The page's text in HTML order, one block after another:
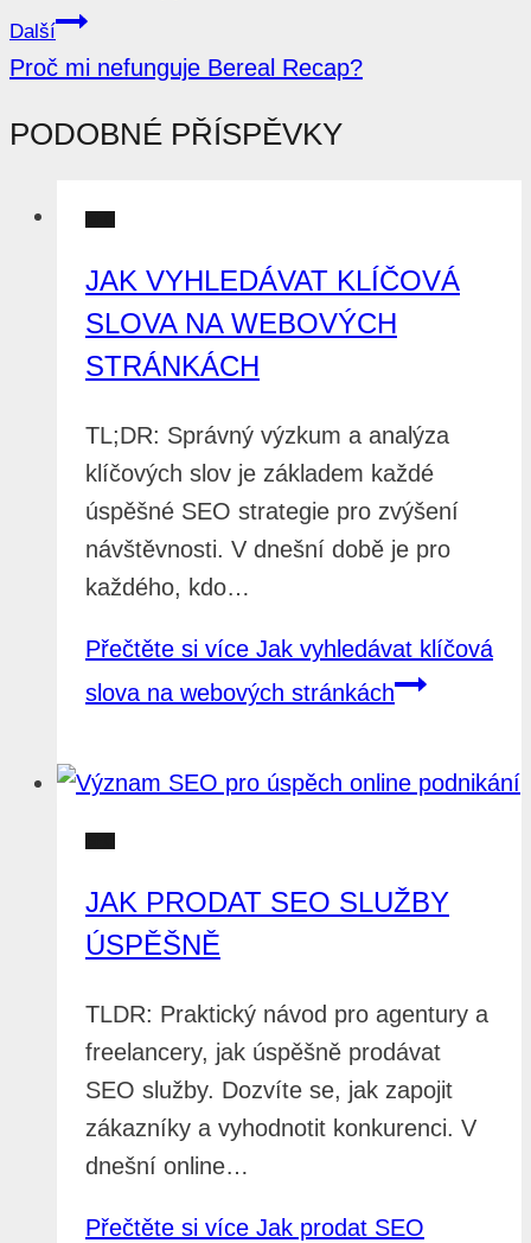
Další
Proč mi nefunguje Bereal Recap?
PODOBNÉ PŘÍSPĚVKY
JAK VYHLEDÁVAT KLÍČOVÁ
SLOVA NA WEBOVÝCH
STRÁNKÁCH
TL;DR: Správný výzkum a analýza
klíčových slov je základem každé
úspěšné SEO strategie pro zvýšení
návštěvnosti. V dnešní době je pro
každého, kdo…
Přečtěte si více Jak vyhledávat klíčová
slova na webových stránkách
JAK PRODAT SEO SLUŽBY
ÚSPĚŠNĚ
TLDR: Praktický návod pro agentury a
freelancery, jak úspěšně prodávat
SEO služby. Dozvíte se, jak zapojit
zákazníky a vyhodnotit konkurenci. V
dnešní online…
Přečtěte si více Jak prodat SEO